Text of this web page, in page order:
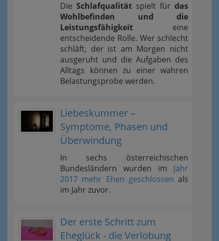
Die Schlafqualität spielt für das
Wohlbefinden und die
Leistungsfähigkeit eine
entscheidende Rolle. Wer schlecht
schläft, der ist am Morgen nicht
ausgeruht und die Aufgaben des
Alltags können zu einer wahren
Belastungsprobe werden.
Liebeskummer –
Symptome, Phasen und
Überwindung
In sechs österreichischen
Bundesländern wurden im Jahr
2017 mehr Ehen geschlossen als
im Jahr zuvor.
Der erste Schritt zum
Eheglück - die Verlobung